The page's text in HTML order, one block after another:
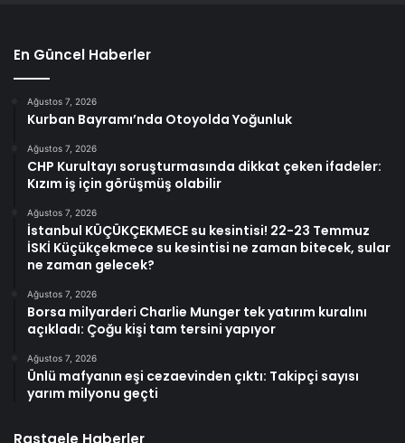
En Güncel Haberler
Ağustos 7, 2026
Kurban Bayramı’nda Otoyolda Yoğunluk
Ağustos 7, 2026
CHP Kurultayı soruşturmasında dikkat çeken ifadeler:
Kızım iş için görüşmüş olabilir
Ağustos 7, 2026
İstanbul KÜÇÜKÇEKMECE su kesintisi! 22-23 Temmuz
İSKİ Küçükçekmece su kesintisi ne zaman bitecek, sular
ne zaman gelecek?
Ağustos 7, 2026
Borsa milyarderi Charlie Munger tek yatırım kuralını
açıkladı: Çoğu kişi tam tersini yapıyor
Ağustos 7, 2026
Ünlü mafyanın eşi cezaevinden çıktı: Takipçi sayısı
yarım milyonu geçti
Rastgele Haberler